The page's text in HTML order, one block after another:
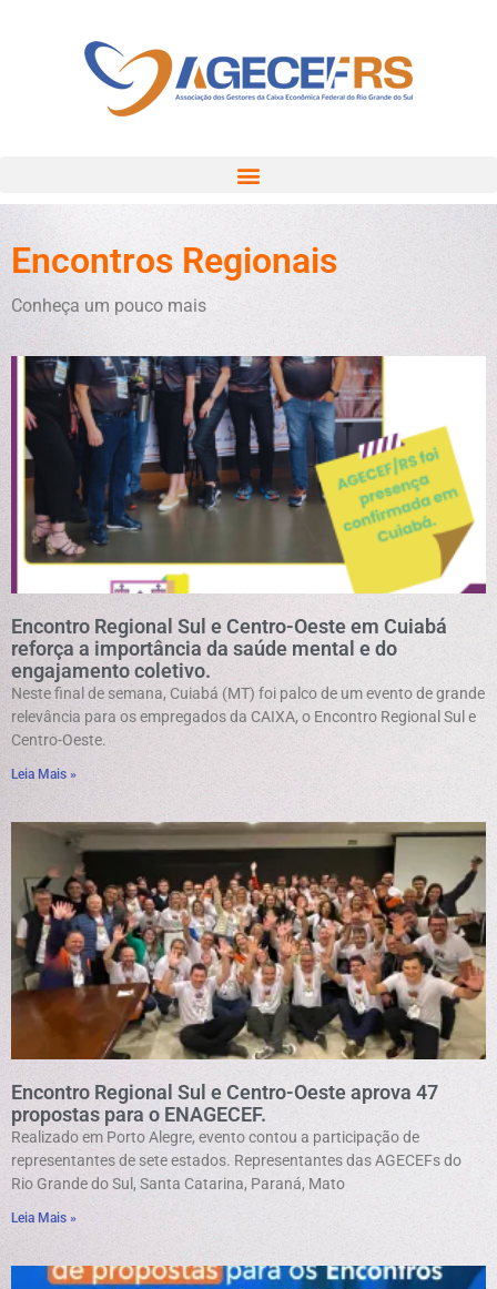
Encontros Regionais
Conheça um pouco mais
Encontro Regional Sul e Centro-Oeste em Cuiabá
reforça a importância da saúde mental e do
engajamento coletivo.
Neste final de semana, Cuiabá (MT) foi palco de um evento de grande
relevância para os empregados da CAIXA, o Encontro Regional Sul e
Centro-Oeste.
Leia Mais »
Encontro Regional Sul e Centro-Oeste aprova 47
propostas para o ENAGECEF.
Realizado em Porto Alegre, evento contou a participação de
representantes de sete estados. Representantes das AGECEFs do
Rio Grande do Sul, Santa Catarina, Paraná, Mato
Leia Mais »